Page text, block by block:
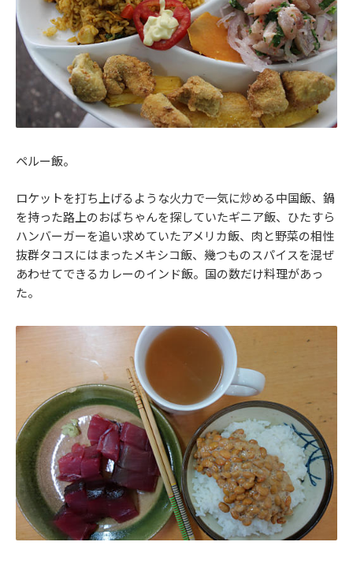
ペルー飯。
ロケットを打ち上げるような火力で一気に炒める中国飯、鍋
を持った路上のおばちゃんを探していたギニア飯、ひたすら
ハンバーガーを追い求めていたアメリカ飯、肉と野菜の相性
抜群タコスにはまったメキシコ飯、幾つものスパイスを混ぜ
あわせてできるカレーのインド飯。国の数だけ料理があっ
た。